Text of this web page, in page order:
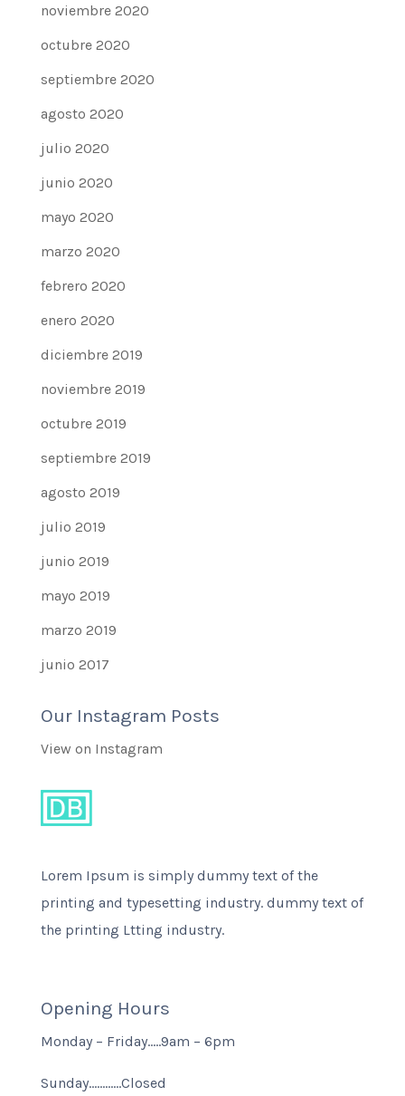
noviembre 2020
octubre 2020
septiembre 2020
agosto 2020
julio 2020
junio 2020
mayo 2020
marzo 2020
febrero 2020
enero 2020
diciembre 2019
noviembre 2019
octubre 2019
septiembre 2019
agosto 2019
julio 2019
junio 2019
mayo 2019
marzo 2019
junio 2017
Our Instagram Posts
View on Instagram
Lorem Ipsum is simply dummy text of the
printing and typesetting industry. dummy text of
the printing Ltting industry.
Opening Hours
Monday – Friday…..9am – 6pm
Sunday…………Closed